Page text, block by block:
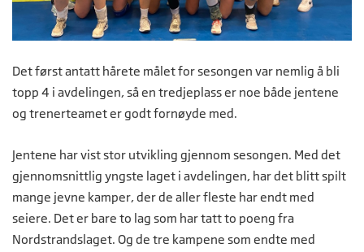
Det først antatt hårete målet for sesongen var nemlig å bli
topp 4 i avdelingen, så en tredjeplass er noe både jentene
og trenerteamet er godt fornøyde med.
Jentene har vist stor utvikling gjennom sesongen. Med det
gjennomsnittlig yngste laget i avdelingen, har det blitt spilt
mange jevne kamper, der de aller fleste har endt med
seiere. Det er bare to lag som har tatt to poeng fra
Nordstrandslaget. Og de tre kampene som endte med